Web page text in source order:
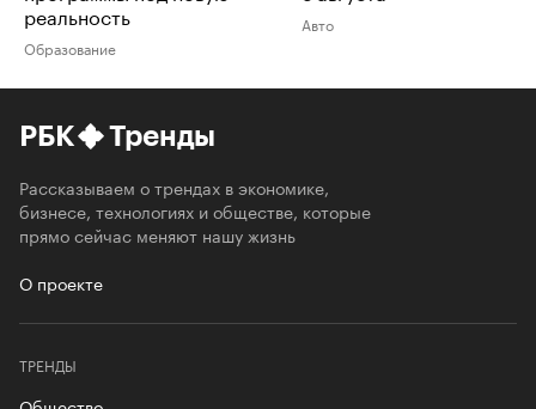
реальность
Образование
Авто
РБК Тренды
Рассказываем о трендах в экономике,
бизнесе, технологиях и обществе, которые
прямо сейчас меняют нашу жизнь
О проекте
ТРЕНДЫ